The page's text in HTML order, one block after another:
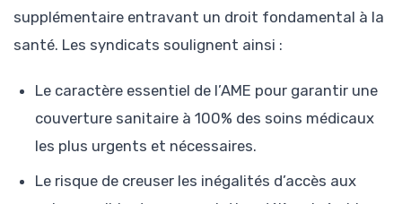
supplémentaire entravant un droit fondamental à la
santé. Les syndicats soulignent ainsi :
Le caractère essentiel de l’AME pour garantir une
couverture sanitaire à 100% des soins médicaux
les plus urgents et nécessaires.
Le risque de creuser les inégalités d’accès aux